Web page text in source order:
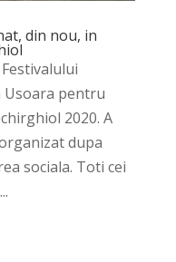
din nou, in
Usoara pentru
2020. A
dupa
sociala. Toti cei